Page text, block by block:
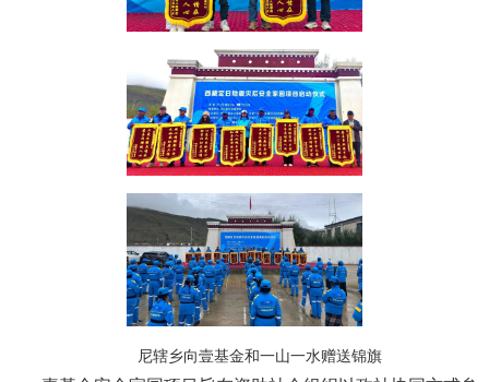
尼辖乡向壹基金和一山一水赠送锦旗